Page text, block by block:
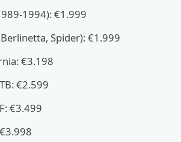
1994): €1.999
Spider): €1.999
€3.198
€2.599
€3.499